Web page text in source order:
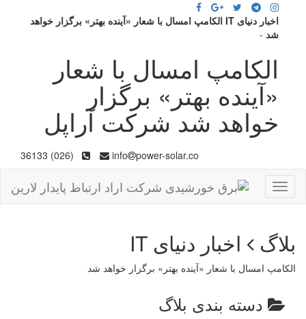
اخبار دنیای IT الکامپ امسال با شعار «آینده بهتر» برگزار خواهد
شد -
الکامپ امسال با شعار
«آینده بهتر» برگزار
خواهد شد شرکت آراپل
info power-solar.co
(026) 36133
Toggle
navigation
بلاگ اخبار دنیای IT
الکامپ امسال با شعار «آینده بهتر» برگزار خواهد شد
دسته بندی بلاگ